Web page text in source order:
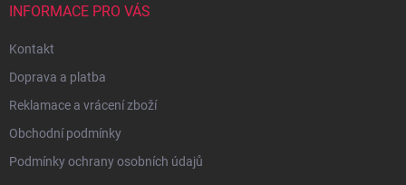
INFORMACE PRO VÁS
Kontakt
Doprava a platba
Reklamace a vrácení zboží
Obchodní podmínky
Podmínky ochrany osobních údajů